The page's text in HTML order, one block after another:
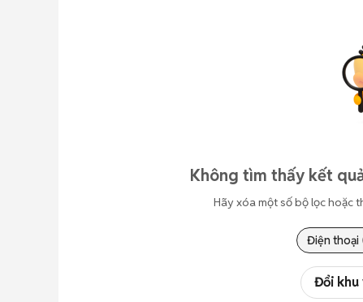
Không tìm thấy kết
Hãy xóa một số bộ lọc hoặc
Điện thoại
Đổi khu